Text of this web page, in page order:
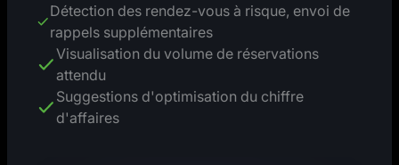
Détection des rendez-vous à risque, envoi de
rappels supplémentaires
Visualisation du volume de réservations
attendu
Suggestions d'optimisation du chiffre
d'affaires